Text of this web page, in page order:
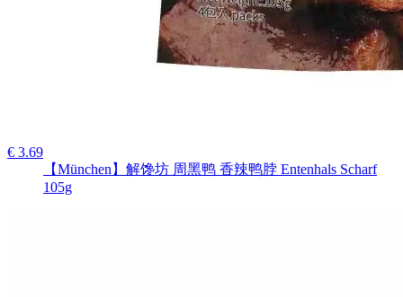
€ 3.69
【München】解馋坊 周黑鸭 香辣鸭脖 Entenhals Scharf
105g